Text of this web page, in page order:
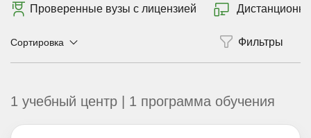
Проверенные вузы с лицензией Дистанционно
Сортировка
1 учебный центр | 1 программа обучения